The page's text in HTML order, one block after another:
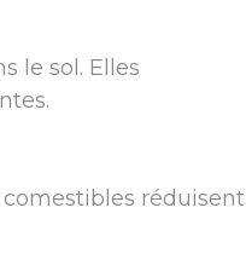
le sol. Elles
réduisent